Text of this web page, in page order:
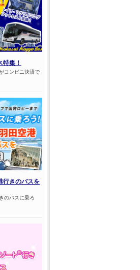
集！
コンビニ決済で
行きのバスを
のバスに乗ろ